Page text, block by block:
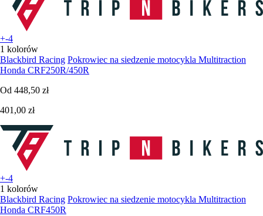
+-4
1 kolorów
Blackbird Racing Pokrowiec na siedzenie motocykla Multitraction
Honda CRF250R/450R
Od 448,50 zł
401,00 zł
+-4
1 kolorów
Blackbird Racing Pokrowiec na siedzenie motocykla Multitraction
Honda CRF450R